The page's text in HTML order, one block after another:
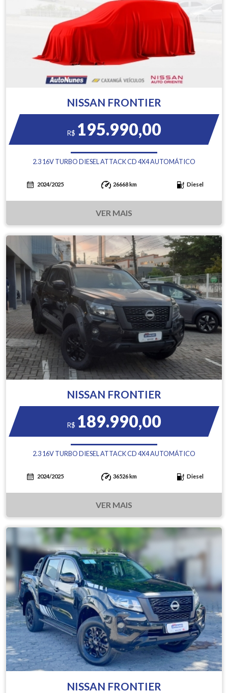
NISSAN FRONTIER
R$ 195.990,00
2.3 16V TURBO DIESEL ATTACK CD 4X4 AUTOMÁTICO
2024/2025 26668 km Diesel
VER MAIS
NISSAN FRONTIER
R$ 189.990,00
2.3 16V TURBO DIESEL ATTACK CD 4X4 AUTOMÁTICO
2024/2025 36526 km Diesel
VER MAIS
NISSAN FRONTIER